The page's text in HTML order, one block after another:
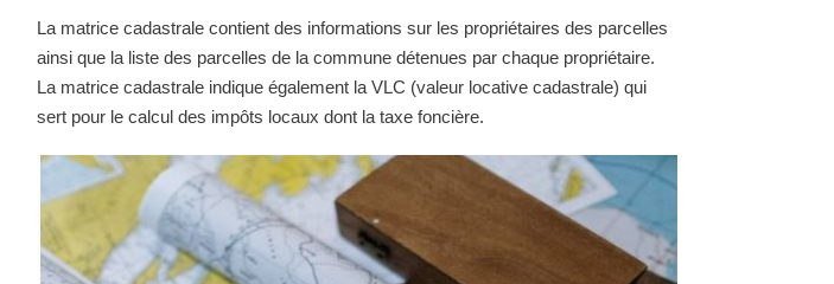
La matrice cadastrale contient des informations sur les propriétaires des parcelles
ainsi que la liste des parcelles de la commune détenues par chaque propriétaire.
La matrice cadastrale indique également la VLC (valeur locative cadastrale) qui
sert pour le calcul des impôts locaux dont la taxe foncière.